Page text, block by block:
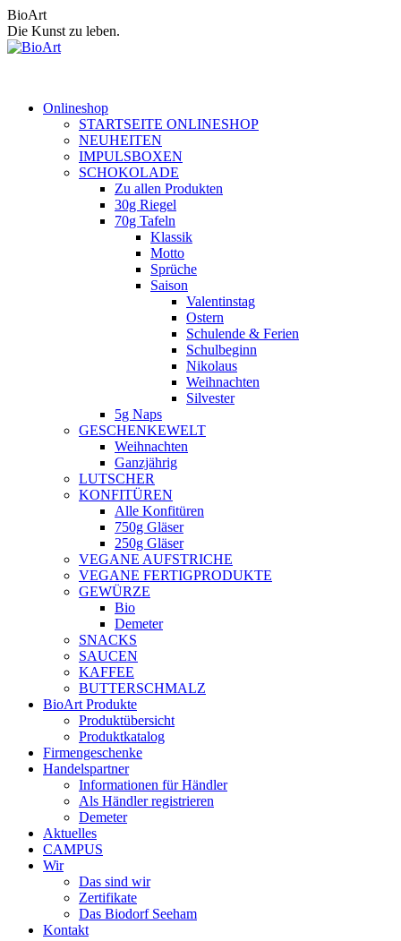
Zum
Inhalt
springen
BioArt
Die Kunst zu leben.
Onlineshop
STARTSEITE ONLINESHOP
NEUHEITEN
IMPULSBOXEN
SCHOKOLADE
Zu allen Produkten
30g Riegel
70g Tafeln
Klassik
Motto
Sprüche
Saison
Valentinstag
Ostern
Schulende & Ferien
Schulbeginn
Nikolaus
Weihnachten
Silvester
5g Naps
GESCHENKEWELT
Weihnachten
Ganzjährig
LUTSCHER
KONFITÜREN
Alle Konfitüren
750g Gläser
250g Gläser
VEGANE AUFSTRICHE
VEGANE FERTIGPRODUKTE
GEWÜRZE
Bio
Demeter
SNACKS
SAUCEN
KAFFEE
BUTTERSCHMALZ
BioArt Produkte
Produktübersicht
Produktkatalog
Firmengeschenke
Handelspartner
Informationen für Händler
Als Händler registrieren
Demeter
Aktuelles
CAMPUS
Wir
Das sind wir
Zertifikate
Das Biodorf Seeham
Kontakt